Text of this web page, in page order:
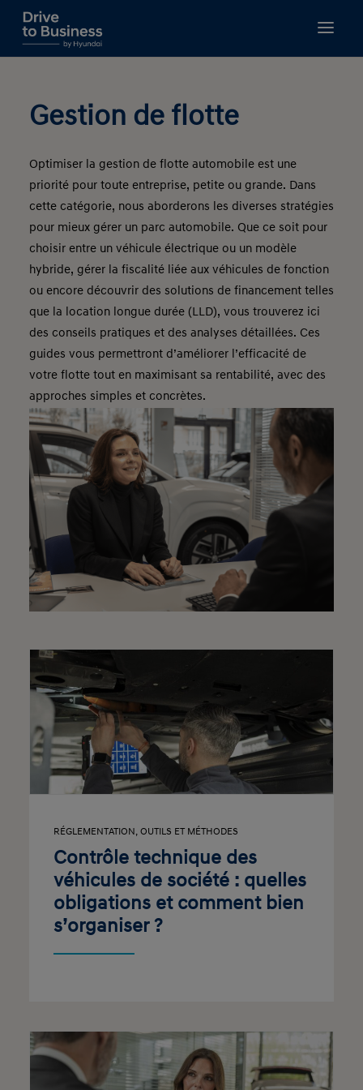
FISCALITÉ
NOUVELLES MOBILITÉS
BIEN CHOISIR
Gestion de flotte
Optimiser la gestion de flotte automobile est une
priorité pour toute entreprise, petite ou grande. Dans
cette catégorie, nous aborderons les diverses stratégies
pour mieux gérer un parc automobile. Que ce soit pour
choisir entre un véhicule électrique ou un modèle
hybride, gérer la fiscalité liée aux véhicules de fonction
ou encore découvrir des solutions de financement telles
que la location longue durée (LLD), vous trouverez ici
des conseils pratiques et des analyses détaillées. Ces
guides vous permettront d’améliorer l’efficacité de
votre flotte tout en maximisant sa rentabilité, avec des
approches simples et concrètes.
RÉGLEMENTATION , OUTILS ET MÉTHODES
Contrôle technique des
véhicules de société : quelles
obligations et comment bien
s’organiser ?